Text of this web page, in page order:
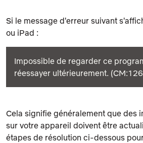
Si le message d'erreur suivant
ou iPad :
Impossible de regarder ce
réessayer ultérieurement.
Cela signifie généralement que des
sur votre appareil doivent être
étapes de résolution ci-dessous